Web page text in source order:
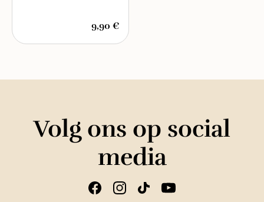
9,90 €
Volg ons op social
media